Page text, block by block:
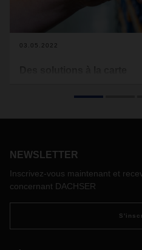
03.05.2022
NEWSLETTER
Inscrivez-vous maintenant et
concernant DACHSER